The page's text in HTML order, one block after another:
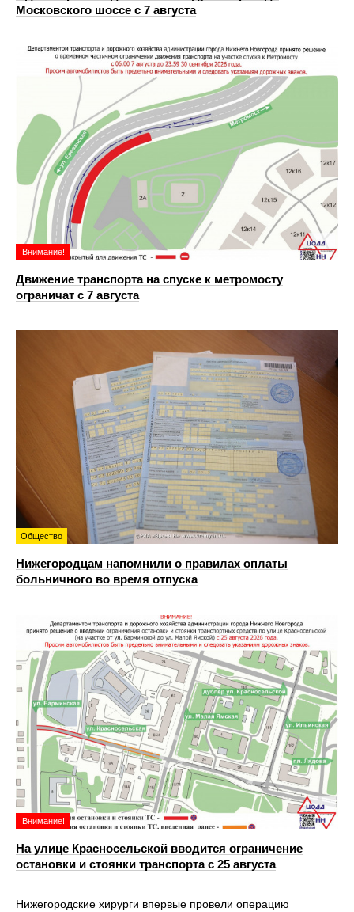
Московского шоссе с 7 августа
Внимание!
Движение транспорта на спуске к метромосту
ограничат с 7 августа
Общество
Нижегородцам напомнили о правилах оплаты
больничного во время отпуска
Внимание!
На улице Красносельской вводится ограничение
остановки и стоянки транспорта с 25 августа
Нижегородские хирурги впервые провели операцию